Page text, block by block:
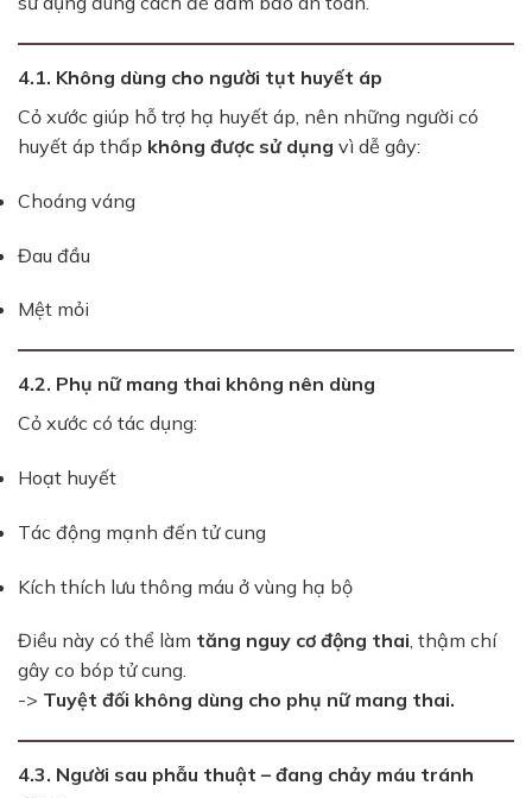
4.1. Không dùng cho người tụt huyết áp
Cỏ xước giúp hỗ trợ hạ huyết áp, nên những người có
huyết áp thấp không được sử dụng vì dễ gây:
Choáng váng
Đau đầu
Mệt mỏi
4.2. Phụ nữ mang thai không nên dùng
Cỏ xước có tác dụng:
Hoạt huyết
Tác động mạnh đến tử cung
Kích thích lưu thông máu ở vùng hạ bộ
Điều này có thể làm tăng nguy cơ động thai, thậm chí
gây co bóp tử cung.
-> Tuyệt đối không dùng cho phụ nữ mang thai.
4.3. Người sau phẫu thuật – đang chảy máu tránh